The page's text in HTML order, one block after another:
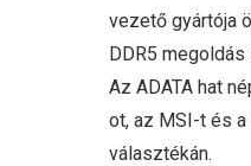
vezető gyártója
DDR5
Az ADATA hat
ot, az MSI-t és
választékán.